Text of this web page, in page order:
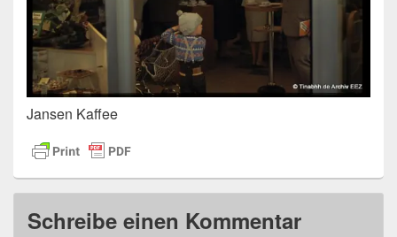
Jansen Kaffee
Schreibe einen Kommentar